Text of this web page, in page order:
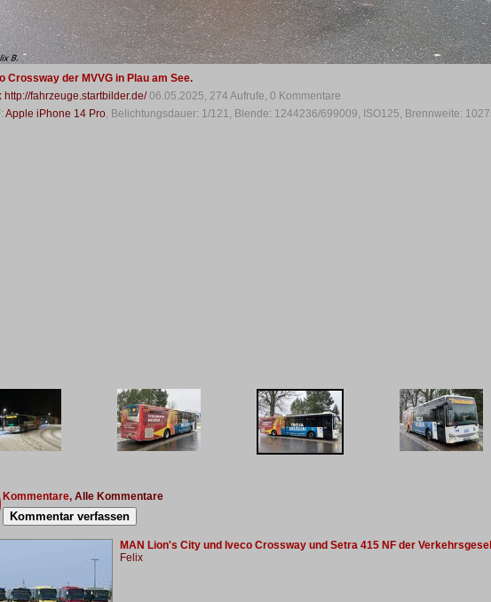
Crossway der MVVG in Plau am See.
http://fahrzeuge.startbilder.de/ 06.05.2025, 274 Aufrufe, 0 Kommentare
Apple iPhone 14 Pro, Belichtungsdauer: 1/121, Blende: 1244236/699009, ISO125, Brennweite:
Kommentare, Alle Kommentare
Kommentar verfassen
MAN Lion's City und Iveco Crossway und Setra 415 NF der
Felix